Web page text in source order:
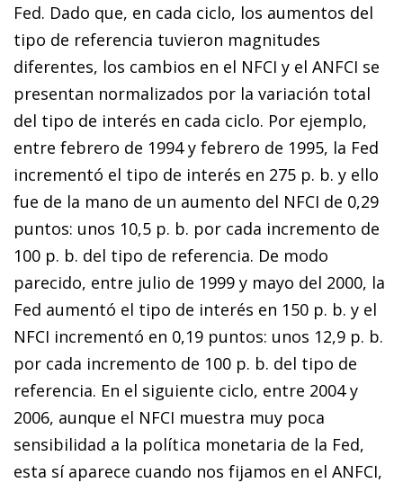
Fed. Dado que, en cada ciclo, los aumentos del
tipo de referencia tuvieron magnitudes
diferentes, los cambios en el NFCI y el ANFCI se
presentan normalizados por la variación total
del tipo de interés en cada ciclo. Por ejemplo,
entre febrero de 1994 y febrero de 1995, la Fed
incrementó el tipo de interés en 275 p. b. y ello
fue de la mano de un aumento del NFCI de 0,29
puntos: unos 10,5 p. b. por cada incremento de
100 p. b. del tipo de referencia. De modo
parecido, entre julio de 1999 y mayo del 2000, la
Fed aumentó el tipo de interés en 150 p. b. y el
NFCI incrementó en 0,19 puntos: unos 12,9 p. b.
por cada incremento de 100 p. b. del tipo de
referencia. En el siguiente ciclo, entre 2004 y
2006, aunque el NFCI muestra muy poca
sensibilidad a la política monetaria de la Fed,
esta sí aparece cuando nos fijamos en el ANFCI,